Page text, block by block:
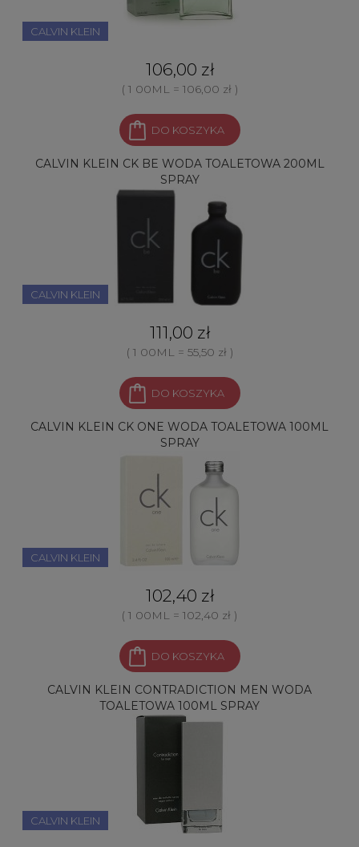
CALVIN KLEIN
106,00 zł
( 1 00ML = 106,00 zł )
DO KOSZYKA
CALVIN KLEIN CK BE WODA TOALETOWA 200ML
SPRAY
CALVIN KLEIN
111,00 zł
( 1 00ML = 55,50 zł )
DO KOSZYKA
CALVIN KLEIN CK ONE WODA TOALETOWA 100ML
SPRAY
CALVIN KLEIN
102,40 zł
( 1 00ML = 102,40 zł )
DO KOSZYKA
CALVIN KLEIN CONTRADICTION MEN WODA
TOALETOWA 100ML SPRAY
CALVIN KLEIN